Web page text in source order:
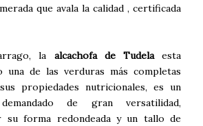
que avala la calidad , certificada
la alcachofa de Tudelaesta
una de las verduras más completas
propiedades nutricionales, es un
de gran versatilidad,
su forma redondeada y un tallo de